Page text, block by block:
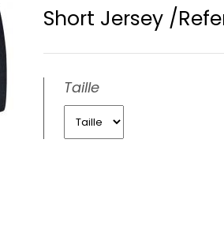
Short Jersey /
Taille